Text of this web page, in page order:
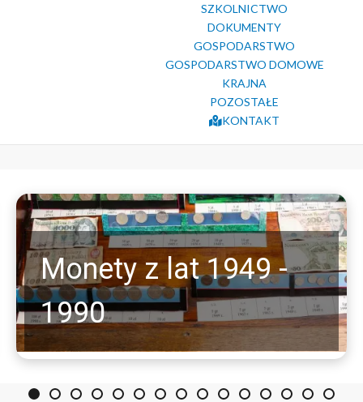
SZKOLNICTWO
DOKUMENTY
GOSPODARSTWO
GOSPODARSTWO DOMOWE
KRAJNA
POZOSTAŁE
KONTAKT
Monety z lat 1949 -
1990